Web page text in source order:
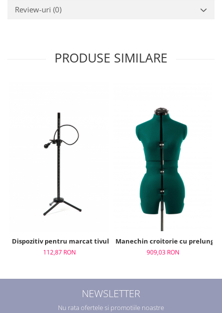
Review-uri (0)
PRODUSE SIMILARE
Dispozitiv pentru marcat tivul, Adjustoform, FG515
112,87 RON
Manechin croitorie cu
909,03 RON
NEWSLETTER
Nu rata ofertele si promotiile noastre